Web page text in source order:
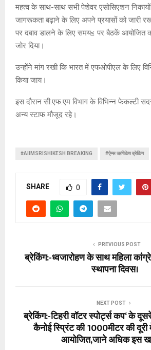
महत्व के साथ-साथ सभी पेशेवर एसोसिएशन निकायों
जागरूकता बढ़ाने के लिए अपने प्रयासों को जारी
पर दबाव डालने के लिए समय≤ पर बैठकें आयोजित
जोर दिया।
उन्होंने मांग रखी कि भारत में एफओपीएल के लिए
किया जाय।
इस दौरान सी.एफ.एम विभाग के विभिन्न
अन्य स्टाफ मौजूद रहे।
#AIIMSRISHIKESH BREAKING #ऐम्स ऋषिकेष ब्रेकिंग
SHARE 0
PREVIOUS POST
ब्रेकिंग:-ध्वजारोहण के साथ महिला
स्थापना दिवस।
NEXT POST
ब्रेकिंग:-टिहरी वॉटर स्पोर्ट्स कप‘ के
कैनोई स्प्रिंट की 1000मीटर की दूरी
आयोजित,जाने अधिक इस